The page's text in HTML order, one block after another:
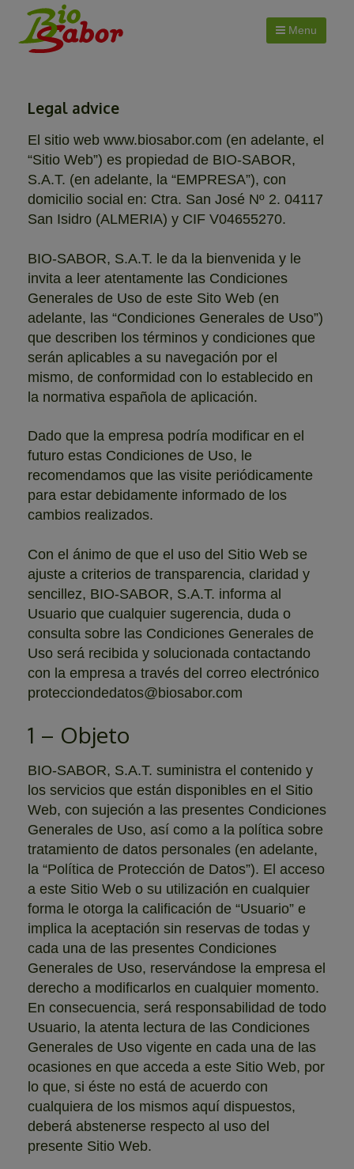
Menu
Legal advice
El sitio web www.biosabor.com (en adelante, el
“Sitio Web”) es propiedad de BIO-SABOR,
S.A.T. (en adelante, la “EMPRESA”), con
domicilio social en: Ctra. San José Nº 2. 04117
San Isidro (ALMERIA) y CIF V04655270.
BIO-SABOR, S.A.T. le da la bienvenida y le
invita a leer atentamente las Condiciones
Generales de Uso de este Sito Web (en
adelante, las “Condiciones Generales de Uso”)
que describen los términos y condiciones que
serán aplicables a su navegación por el
mismo, de conformidad con lo establecido en
la normativa española de aplicación.
Dado que la empresa podría modificar en el
futuro estas Condiciones de Uso, le
recomendamos que las visite periódicamente
para estar debidamente informado de los
cambios realizados.
Con el ánimo de que el uso del Sitio Web se
ajuste a criterios de transparencia, claridad y
sencillez, BIO-SABOR, S.A.T. informa al
Usuario que cualquier sugerencia, duda o
consulta sobre las Condiciones Generales de
Uso será recibida y solucionada contactando
con la empresa a través del correo electrónico
protecciondedatos@biosabor.com
1 – Objeto
BIO-SABOR, S.A.T. suministra el contenido y
los servicios que están disponibles en el Sitio
Web, con sujeción a las presentes Condiciones
Generales de Uso, así como a la política sobre
tratamiento de datos personales (en adelante,
la “Política de Protección de Datos”). El acceso
a este Sitio Web o su utilización en cualquier
forma le otorga la calificación de “Usuario” e
implica la aceptación sin reservas de todas y
cada una de las presentes Condiciones
Generales de Uso, reservándose la empresa el
derecho a modificarlos en cualquier momento.
En consecuencia, será responsabilidad de todo
Usuario, la atenta lectura de las Condiciones
Generales de Uso vigente en cada una de las
ocasiones en que acceda a este Sitio Web, por
lo que, si éste no está de acuerdo con
cualquiera de los mismos aquí dispuestos,
deberá abstenerse respecto al uso del
presente Sitio Web.